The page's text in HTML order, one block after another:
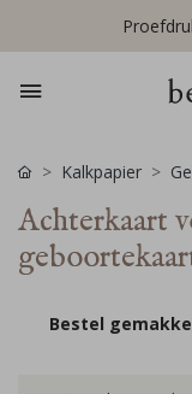
Kalkpapier
Achterkaart
Bestel